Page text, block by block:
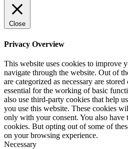
Close
Privacy Overview
This website uses cookies to improve
navigate through the website. Out of
are categorized as necessary are
essential for the working of basic
also use third-party cookies that help
you use this website. These cookies
only with your consent. You also have
cookies. But opting out of some of
on your browsing experience.
Necessary